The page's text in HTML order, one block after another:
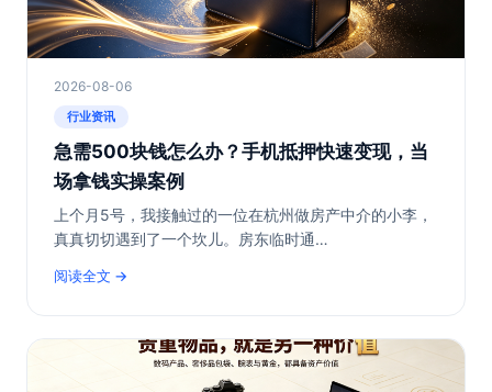
2026-08-06
行业资讯
急需500块钱怎么办？手机抵押快速变现，当
场拿钱实操案例
上个月5号，我接触过的一位在杭州做房产中介的小李，
真真切切遇到了一个坎儿。房东临时通…
阅读全文